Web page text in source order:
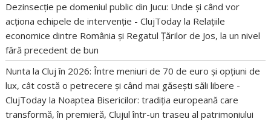
Dezinsecție pe domeniul public din Jucu: Unde și când vor
acționa echipele de intervenție - ClujToday la Relațiile
economice dintre România și Regatul Țărilor de Jos, la un nivel
fără precedent de bun
Nunta la Cluj în 2026: Între meniuri de 70 de euro și opțiuni de
lux, cât costă o petrecere și când mai găsești săli libere -
ClujToday la Noaptea Bisericilor: tradiția europeană care
transformă, în premieră, Clujul într-un traseu al patrimoniului